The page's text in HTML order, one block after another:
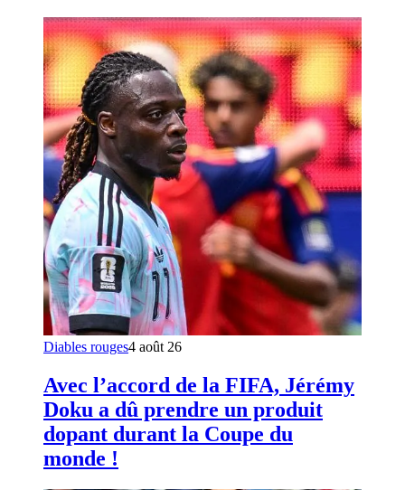
Diables rouges4 août 26
Avec l’accord de la FIFA, Jérémy
Doku a dû prendre un produit
dopant durant la Coupe du
monde !